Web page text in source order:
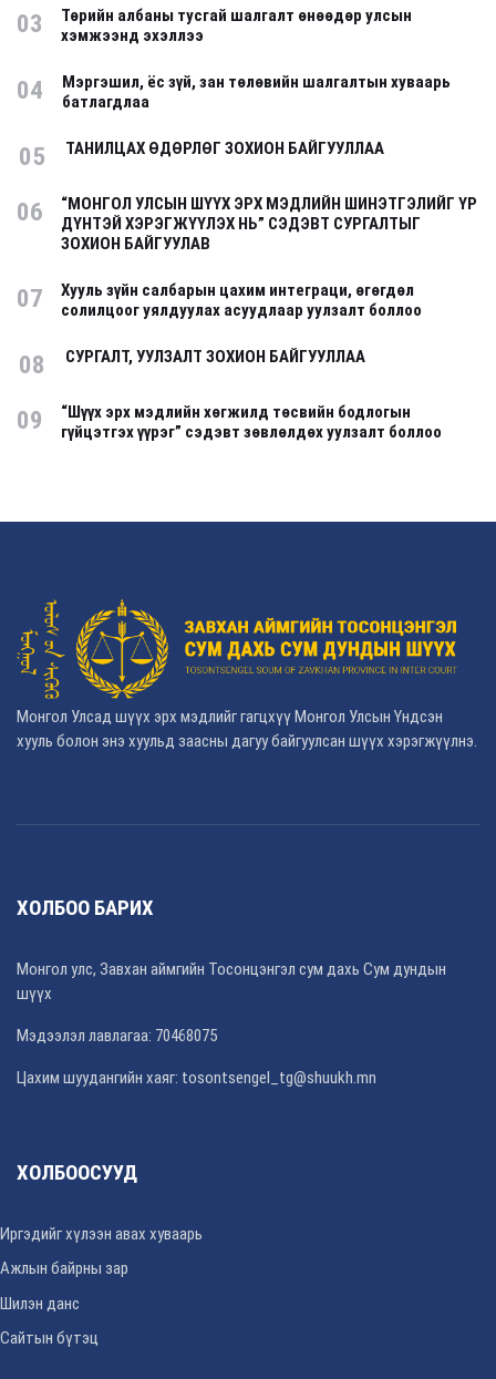
03
Төрийн албаны тусгай шалгалт өнөөдөр улсын
хэмжээнд эхэллээ
04
Мэргэшил, ёс зүй, зан төлөвийн шалгалтын хуваарь
батлагдлаа
05 ТАНИЛЦАХ ӨДӨРЛӨГ ЗОХИОН БАЙГУУЛЛАА
06
“МОНГОЛ УЛСЫН ШҮҮХ ЭРХ МЭДЛИЙН ШИНЭТГЭЛИЙГ ҮР
ДҮНТЭЙ ХЭРЭГЖҮҮЛЭХ НЬ” СЭДЭВТ СУРГАЛТЫГ
ЗОХИОН БАЙГУУЛАВ
07
Хууль зүйн салбарын цахим интеграци, өгөгдөл
солилцоог уялдуулах асуудлаар уулзалт боллоо
08 СУРГАЛТ, УУЛЗАЛТ ЗОХИОН БАЙГУУЛЛАА
09
“Шүүх эрх мэдлийн хөгжилд төсвийн бодлогын
гүйцэтгэх үүрэг” сэдэвт зөвлөлдөх уулзалт боллоо
Монгол Улсад шүүх эрх мэдлийг гагцхүү Монгол Улсын Үндсэн
хууль болон энэ хуульд заасны дагуу байгуулсан шүүх хэрэгжүүлнэ.
ХОЛБОО БАРИХ
Монгол улс, Завхан аймгийн Тосонцэнгэл сум дахь Сум дундын
шүүх
Мэдээлэл лавлагаа: 70468075
Цахим шуудангийн хаяг: tosontsengel_tg@shuukh.mn
ХОЛБООСУУД
Иргэдийг хүлээн авах хуваарь
Ажлын байрны зар
Шилэн данс
Сайтын бүтэц